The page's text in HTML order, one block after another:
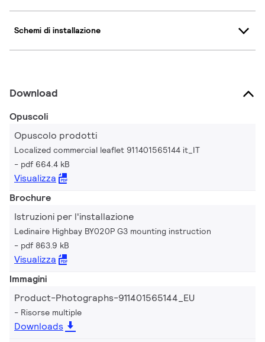
Schemi di installazione
Download
Opuscoli
Opuscolo prodotti
Localized commercial leaflet 911401565144 it_IT
pdf 664.4 kB
Visualizza
Brochure
Istruzioni per l'installazione
Ledinaire Highbay BY020P G3 mounting instruction
pdf 863.9 kB
Visualizza
Immagini
Product-Photographs-911401565144_EU
Risorse multiple
Downloads